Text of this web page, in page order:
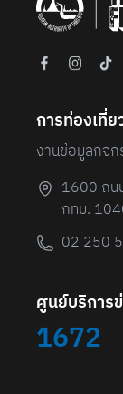
การท่องเที่
งานข้อมูลกิจ
1600 ถน
กทม.
02 250
ศูนย์บริการ
1672